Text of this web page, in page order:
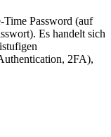
Time Password (auf
Es handelt sich
2FA),